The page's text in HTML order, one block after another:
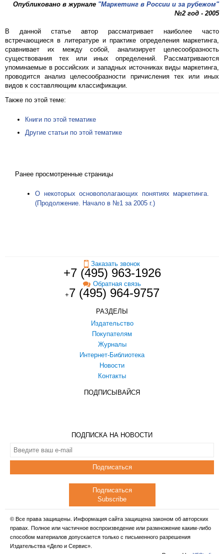
Опубликовано в журнале "Маркетинг в России и за рубежом"
№2 год - 2005
В данной статье автор рассматривает наиболее часто
встречающиеся в литературе и практике определения маркетинга,
сравнивает их между собой, анализирует целесообразность
существования тех или иных определений. Рассматриваются
упоминаемые в российских и западных источниках виды маркетинга,
проводится анализ целесообразности причисления тех или иных
видов к составляющим классификации.
Также по этой теме:
Книги по этой тематике
Другие статьи по этой тематике
Ранее просмотренные страницы
О некоторых основополагающих понятиях маркетинга.
(Продолжение. Начало в №1 за 2005 г.)
Заказать звонок
+7 (495) 963-1926
Обратная связь
+7 (495) 964-9757
РАЗДЕЛЫ
Издательство
Покупателям
Журналы
Интернет-Библиотека
Новости
Контакты
ПОДПИСЫВАЙСЯ
ПОДПИСКА НА НОВОСТИ
Подписаться
Подписаться
Subscribe
© Все права защищены. Информация сайта защищена законом об авторских
правах. Полное или частичное воспроизведение или размножение каким-либо
способом материалов допускается только с письменного разрешения
Издательства «Дело и Сервис».